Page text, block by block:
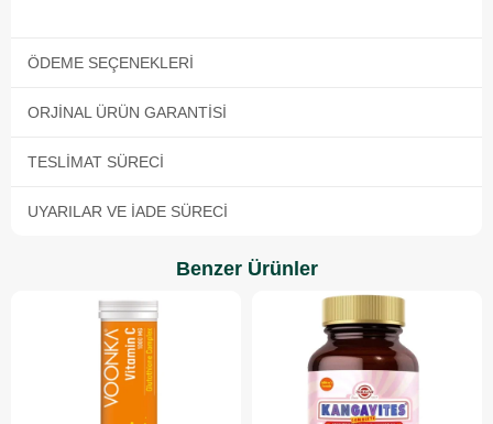
ÖDEME SEÇENEKLERI
ORJINAL ÜRÜN GARANTISI
TESLIMAT SÜRECI
UYARILAR VE İADE SÜRECI
Benzer Ürünler